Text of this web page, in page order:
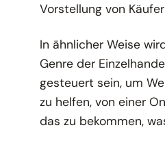
Vorstellung von
In ähnlicher Weise
Genre der
gesteuert sein, um
zu helfen, von einer
das zu bekommen,